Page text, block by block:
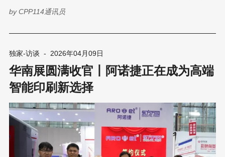
届展会汇聚了近400余家海内外优质展商，预计将迎来十万名专业
采购商及产业链上下游买家莅临观展、商务洽谈、精准采购。 作为
昔：从首届“天时地利”到第21届“结构化转型” 回顾2006年首届香港
时香港亚洲国际博览馆刚落成启用，为展会提供了现代化的展览空
间，解决了此前缺乏大型专业展馆的瓶颈。 第二是政策：随着
CEPA（内地与香港关于建立更紧密经贸关系的安排）的深入推
进，大大降低了内地企业赴港参展的门槛与成本，激发了珠三角乃
至全国印包企业的参展热情。 第三是产业：当时广东省印刷包装行
业正处于高速增长期，企业有强烈的对外展示与接单需求。在那届
展会上，展商多为制造型企业，带着设备、产能和价格优势来港“探
byCPP114通讯员
独家-访谈 - 2026年04月09日
华南展圆满收官丨阿诺捷正在成为高端
智能印刷新选择